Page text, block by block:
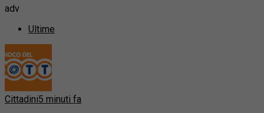
adv
Ultime
Cittadini5 minuti fa